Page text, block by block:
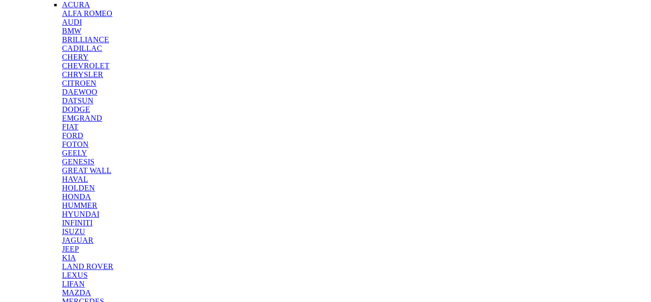
ACURA
ALFA ROMEO
AUDI
BMW
BRILLIANCE
CADILLAC
CHERY
CHEVROLET
CHRYSLER
CITROEN
DAEWOO
DATSUN
DODGE
EMGRAND
FIAT
FORD
FOTON
GEELY
GENESIS
GREAT WALL
HAVAL
HOLDEN
HONDA
HUMMER
HYUNDAI
INFINITI
ISUZU
JAGUAR
JEEP
KIA
LAND ROVER
LEXUS
LIFAN
MAZDA